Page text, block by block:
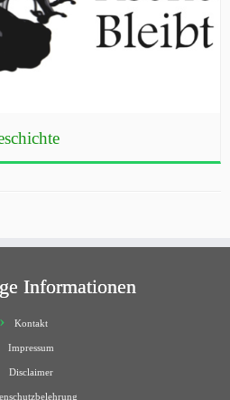
Informationen
Kontakt
Impressum
Disclaimer